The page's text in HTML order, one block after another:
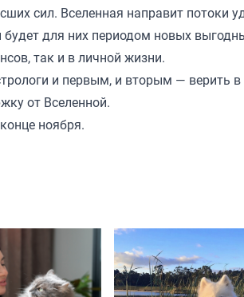
сил. Вселенная направит потоки
для них периодом новых
так и в личной жизни.
и первым, и вторым — верить
от Вселенной.
ноября.